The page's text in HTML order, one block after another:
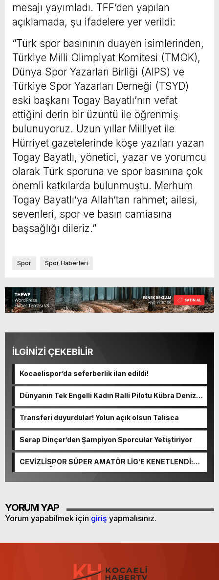
mesajı yayımladı. TFF’den yapılan
açıklamada, şu ifadelere yer verildi:
“Türk spor basınının duayen isimlerinden,
Türkiye Milli Olimpiyat Komitesi (TMOK),
Dünya Spor Yazarları Birliği (AIPS) ve
Türkiye Spor Yazarları Derneği (TSYD)
eski başkanı Togay Bayatlı’nın vefat
ettiğini derin bir üzüntü ile öğrenmiş
bulunuyoruz. Uzun yıllar Milliyet ile
Hürriyet gazetelerinde köşe yazıları yazan
Togay Bayatlı, yönetici, yazar ve yorumcu
olarak Türk sporuna ve spor basınına çok
önemli katkılarda bulunmuştu. Merhum
Togay Bayatlı’ya Allah’tan rahmet; ailesi,
sevenleri, spor ve basın camiasına
başsağlığı dileriz.”
Spor Spor Haberleri
İLGİNİZİ ÇEKEBİLİR
Kocaelispor’da seferberlik ilan edildi!
Dünyanın Tek Engelli Kadın Ralli Pilotu Kübra Denizci
Keskin Avrupa’da Gurur Yaşattı
Transferi duyurdular! Yolun açık olsun Talisca
Serap Dinçer’den Şampiyon Sporcular Yetiştiriyor
CEVİZLİSPOR SÜPER AMATÖR LİG’E KENETLENDİ:
YORUM YAP
Yorum yapabilmek için giriş yapmalısınız.